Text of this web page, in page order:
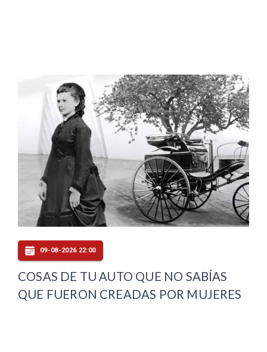
09-08-2026 22:00
COSAS DE TU AUTO QUE NO SABÍAS
QUE FUERON CREADAS POR MUJERES